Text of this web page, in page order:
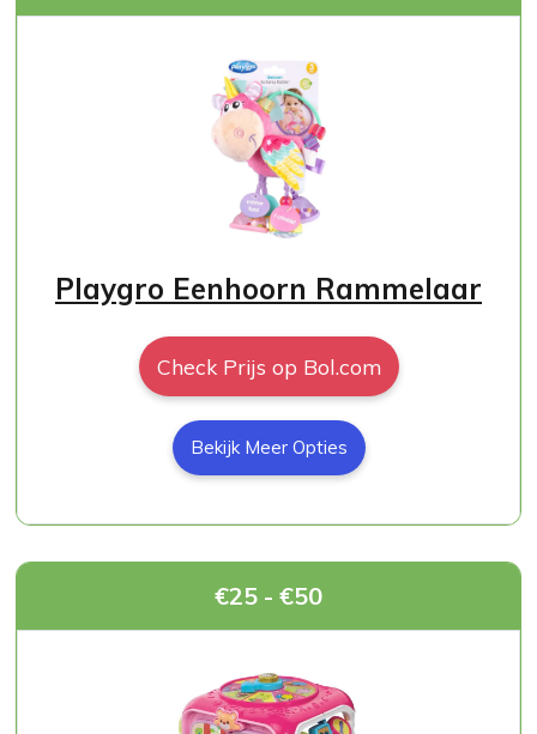
Playgro Eenhoorn Rammelaar
Check Prijs op Bol.com
Bekijk Meer Opties
€25 - €50